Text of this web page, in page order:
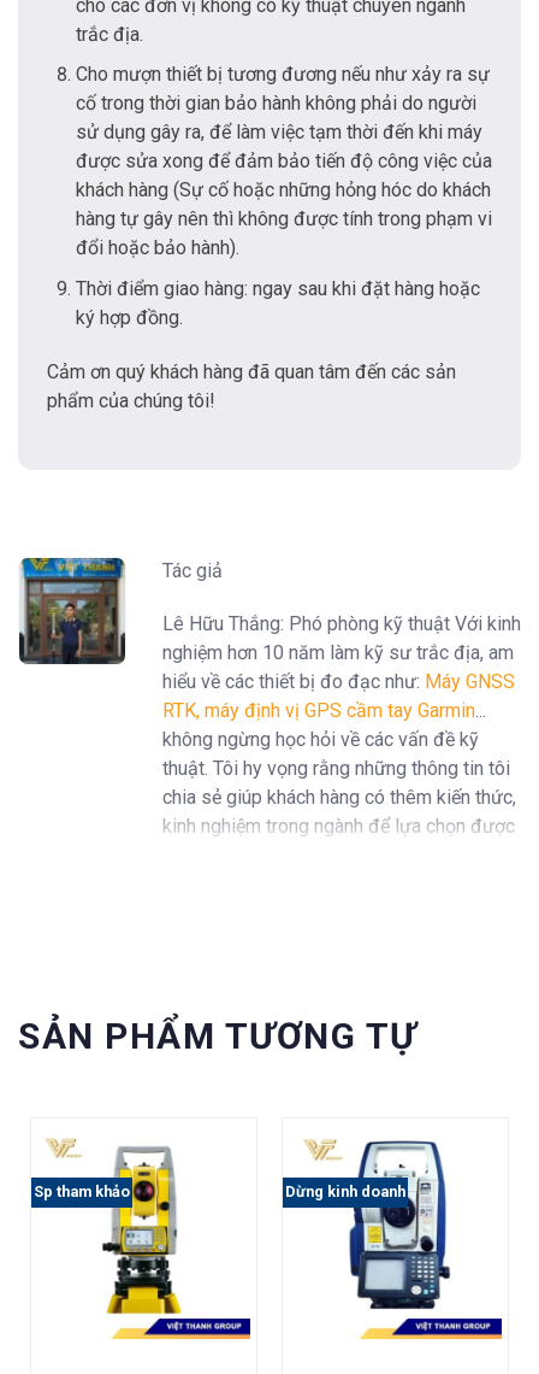
cho các đơn vị không có kỹ thuật chuyên ngành
trắc địa.
Cho mượn thiết bị tương đương nếu như xảy ra sự
cố trong thời gian bảo hành không phải do người
sử dụng gây ra, để làm việc tạm thời đến khi máy
được sửa xong để đảm bảo tiến độ công việc của
khách hàng (Sự cố hoặc những hỏng hóc do khách
hàng tự gây nên thì không được tính trong phạm vi
đổi hoặc bảo hành).
Thời điểm giao hàng: ngay sau khi đặt hàng hoặc
ký hợp đồng.
Cảm ơn quý khách hàng đã quan tâm đến các sản
phẩm của chúng tôi!
Tác giả
Lê Hữu Thắng: Phó phòng kỹ thuật Với kinh
nghiệm hơn 10 năm làm kỹ sư trắc địa, am
hiểu về các thiết bị đo đạc như: Máy GNSS
RTK, máy định vị GPS cầm tay Garmin...
không ngừng học hỏi về các vấn đề kỹ
thuật. Tôi hy vọng rằng những thông tin tôi
chia sẻ giúp khách hàng có thêm kiến thức,
kinh nghiệm trong ngành để lựa chọn được
SẢN PHẨM TƯƠNG TỰ
Sp tham khảo Dừng kinh doanh